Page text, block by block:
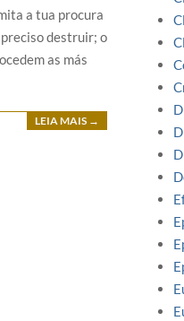
a tua procura
destruir; o
as más
LEIA MAIS →